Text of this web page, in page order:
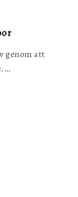
genom att